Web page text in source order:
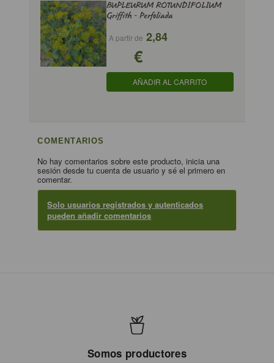
BUPLEURUM ROTUNDIFOLIUM
Griffith - Perfoliada
A partir de 2,84
€
AÑADIR AL CARRITO
COMENTARIOS
No hay comentarios sobre este producto, inicia una
sesión desde tu cuenta de usuario y sé el primero en
comentar.
Solo usuarios registrados y autenticados
pueden añadir comentarios
Somos productores